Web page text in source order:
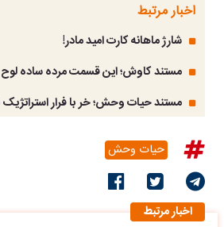
اخبار مرتبط
شارژ ماهانه کارت امید مادر!
مستند کاوش؛ این قسمت مرده ساده لوح
مستند حیات وحش؛ خر با فرار
حیات وحش
اخبار مرتبط